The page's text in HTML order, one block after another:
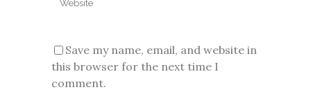
Save my name, email, and website in
this browser for the next time I
comment.